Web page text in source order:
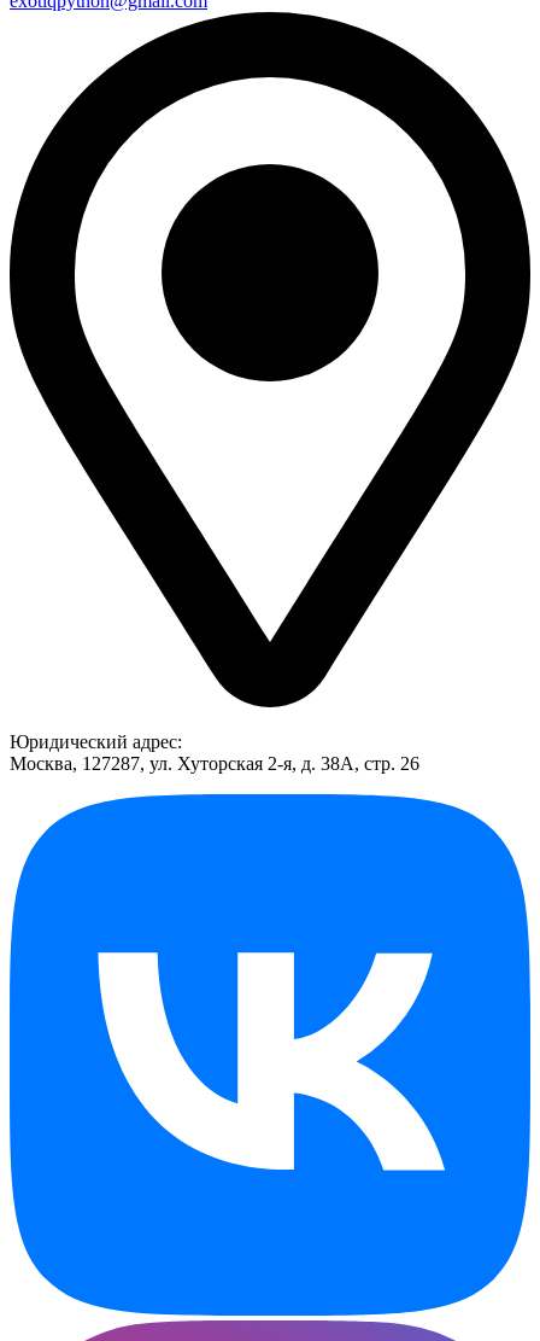
Юридический адрес:
Москва, 127287, ул. Хуторская 2-я, д. 38А, стр. 26